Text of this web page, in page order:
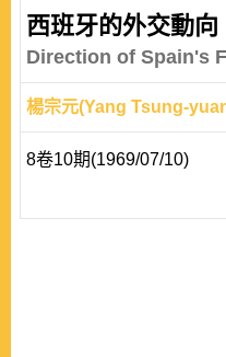
西班牙的外交動向
Direction of Spain's
楊宗元(Yang Tsung-
8卷10期(1969/07/10)